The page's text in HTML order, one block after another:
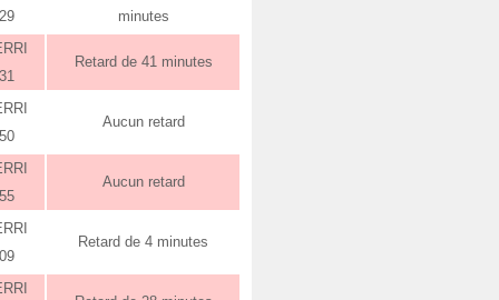
minutes
Retard de 41 minutes
Aucun retard
Aucun retard
Retard de 4 minutes